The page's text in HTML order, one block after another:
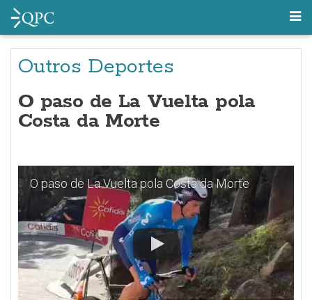
Outros Deportes
O paso de La Vuelta pola
Costa da Morte
O paso de La Vuelta pola Costa da Morte